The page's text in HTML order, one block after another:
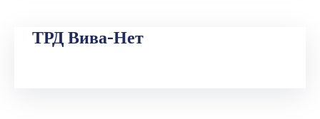
АлаткиТРД Вива-Нет